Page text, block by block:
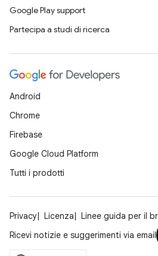
Google Play support
Partecipa a studi di ricerca
Android
Chrome
Firebase
Google Cloud Platform
Tutti i prodotti
Privacy Licenza Linee guida per il
Ricevi notizie e suggerimenti via email